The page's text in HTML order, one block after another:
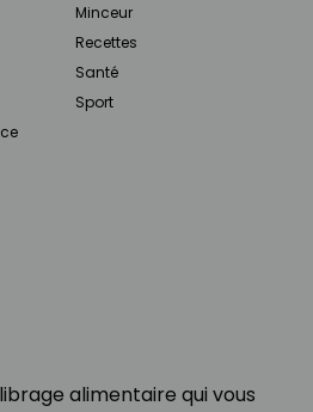
alimentaire qui vous
Minceur
Recettes
Santé
Sport